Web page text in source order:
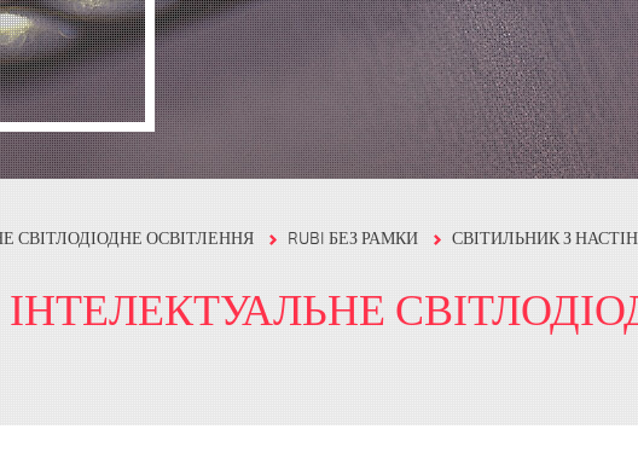
СВІТЛОДІОДНЕ ОСВІТЛЕННЯ RUBI БЕЗ РАМКИ
СВІТИЛЬНИК З
ІНТЕЛЕКТУАЛЬНЕ